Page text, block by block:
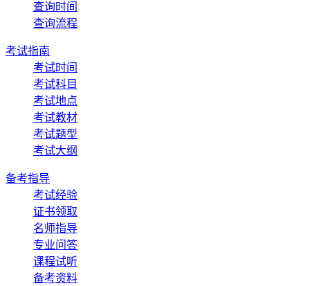
查询时间
查询流程
考试指南
考试时间
考试科目
考试地点
考试教材
考试题型
考试大纲
备考指导
考试经验
证书领取
名师指导
专业问答
课程试听
备考资料